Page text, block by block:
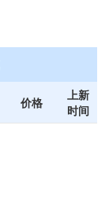
价格
上新
时间